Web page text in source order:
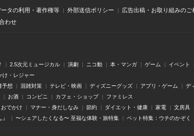
タの利用・著作権等 外部送信ポリシー
広告出稿・お取り組みの
わせ
2.5次元ミュージカル 演劇 ニコ動 本・マンガ ゲーム イベント
け・レジャー
予想 混雑対策 テレビ・映画 ディズニーグッズ アプリ・ゲーム デ
お酒 コンビニ カフェ・ショップ ファミレス
おでかけ マナー・身だしなみ 節約 ダイエット・健康 家電 文房具
〜シェアしたくなる〜 至福な体験・旅特集 ペット特集：ウチのかぞく